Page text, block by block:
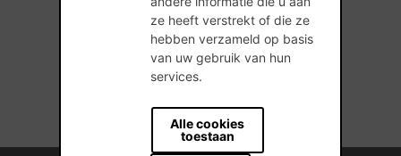
ze heeft verstrekt of die ze
hebben verzameld op basis
van uw gebruik van hun
services.
Alle cookies
toestaan
1 producten gevonden